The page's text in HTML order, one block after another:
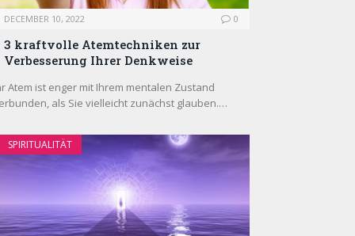
DECEMBER 10, 2022 0
3 kraftvolle Atemtechniken zur
Verbesserung Ihrer Denkweise
Atem ist enger mit Ihrem mentalen Zustand
als Sie vielleicht zunächst glauben.…
SPIRITUALITÄT